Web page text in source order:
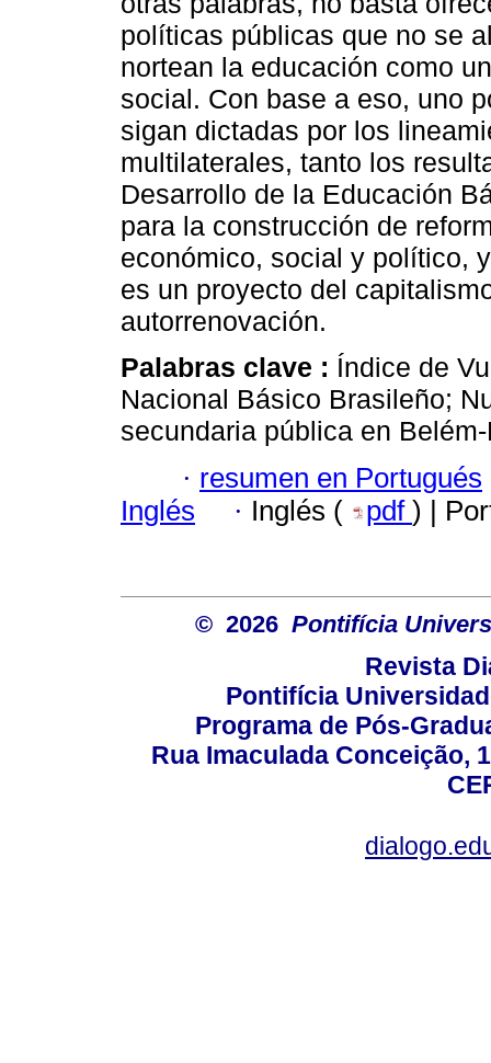
políticas públicas que no se
nortean la educación como
social. Con base a eso, uno
sigan dictadas por los
multilaterales, tanto los
Desarrollo de la Educación
para la construcción de
económico, social y político,
es un proyecto del
autorrenovación.
Palabras clave : Índice de
Nacional Básico Brasileño;
secundaria pública en
· resumen en Portugués
Inglés
· Inglés ( pdf ) |
© 2026 Pontifícia
Revista
Pontifícia
Programa de Pós-
Rua Imaculada Conceição,